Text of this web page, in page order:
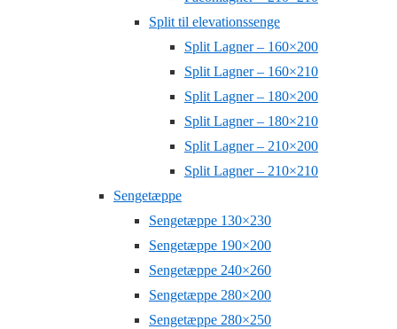
Split til elevationssenge
Split Lagner – 160×200
Split Lagner – 160×210
Split Lagner – 180×200
Split Lagner – 180×210
Split Lagner – 210×200
Split Lagner – 210×210
Sengetæppe
Sengetæppe 130×230
Sengetæppe 190×200
Sengetæppe 240×260
Sengetæppe 280×200
Sengetæppe 280×250